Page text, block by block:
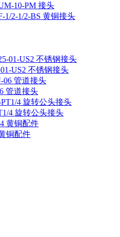
10-PM 接头
1/2-1/2-BS 黄铜接头
US2 不锈钢接头
管道接头
4 旋转公头接头
铜配件